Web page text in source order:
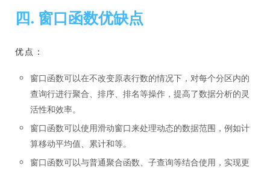
四. 窗口函数优缺点
优点：
窗口函数可以在不改变原表行数的情况下，对每个分区内的
查询行进行聚合、排序、排名等操作，提高了数据分析的灵
活性和效率。
窗口函数可以使用滑动窗口来处理动态的数据范围，例如计
算移动平均值、累计和等。
窗口函数可以与普通聚合函数、子查询等结合使用，实现更